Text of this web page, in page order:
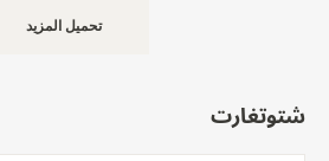
تحميل المزيد
شتوتغارت